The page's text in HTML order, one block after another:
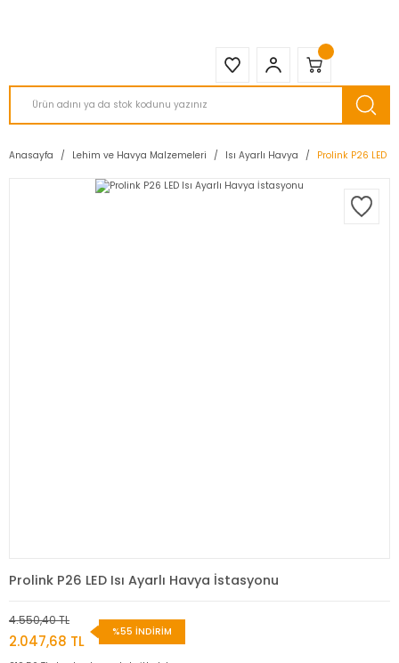
Anasayfa Lehim ve Havya Malzemeleri Isı Ayarlı Havya Prolink P26 LED
Prolink P26 LED Isı Ayarlı Havya İstasyonu
4.550,40 TL
2.047,68 TL
%55 İNDİRİM